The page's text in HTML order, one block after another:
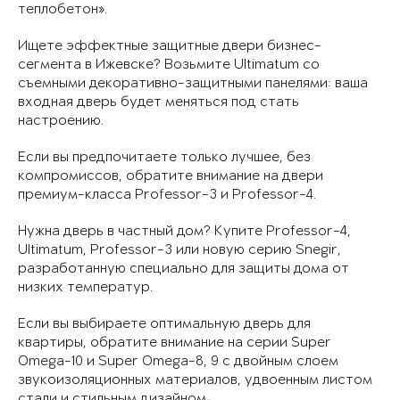
теплобетон».
Ищете эффектные защитные двери бизнес-
сегмента в Ижевске? Возьмите Ultimatum со
съемными декоративно-защитными панелями: ваша
входная дверь будет меняться под стать
настроению.
Если вы предпочитаете только лучшее, без
компромиссов, обратите внимание на двери
премиум-класса Professor-3 и Professor-4.
Нужна дверь в частный дом? Купите Professor-4,
Ultimatum, Professor-3 или новую серию Snegir,
разработанную специально для защиты дома от
низких температур.
Если вы выбираете оптимальную дверь для
квартиры, обратите внимание на серии Super
Omega-10 и Super Omega-8, 9 с двойным слоем
звукоизоляционных материалов, удвоенным листом